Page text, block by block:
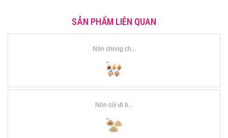
SẢN PHẨM LIÊN QUAN
Nón chong ch...
Nón cói đi b...